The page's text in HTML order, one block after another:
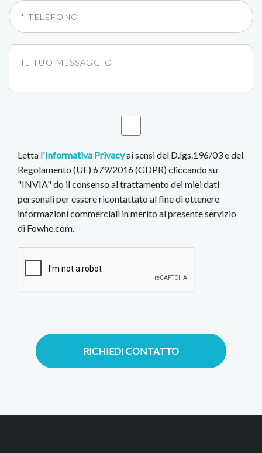
Letta l'Informativa Privacyai sensi del D.lgs.196/03 e del
Regolamento (UE) 679/2016 (GDPR) cliccando su
"INVIA" do il consenso al trattamento dei miei dati
personali per essere ricontattato al fine di ottenere
informazioni commerciali in merito al presente servizio
di Fowhe.com.
RICHIEDI CONTATTO